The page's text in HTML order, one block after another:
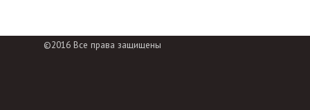
©2016 Все права защищены